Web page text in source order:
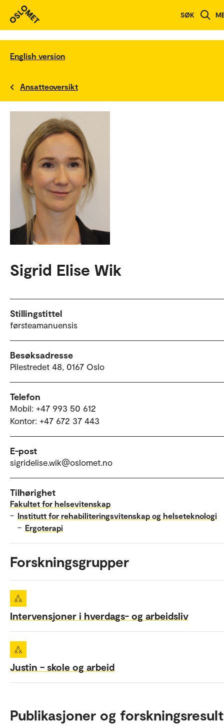
SØK
English version
Ansatteoversikt
Sigrid Elise Wik
Stillingstittel
førsteamanuensis
Besøksadresse
Pilestredet 48, 0167 Oslo
Telefon
Mobil: +47 993 50 612
Kontor: +47 672 37 443
E-post
sigridelise.wik@oslomet.no
Tilhørighet
Fakultet for helsevitenskap
– Institutt for rehabiliteringsvitenskap og helseteknologi
– Ergoterapi
Forskningsgrupper
Intervensjoner i hverdags- og arbeidsliv
Justin – skole og arbeid
Publikasjoner og